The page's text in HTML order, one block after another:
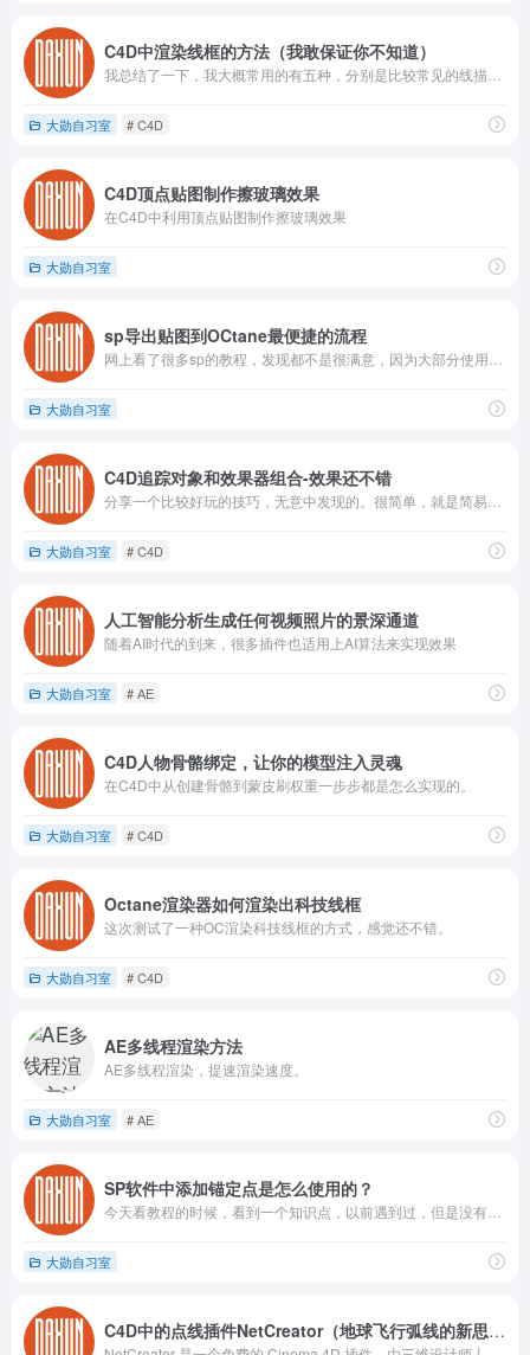
C4D中渲染线框的方法（我敢保证你不知道）
大勋自习室 # C4D
C4D顶点贴图制作擦玻璃效果
在C4D中利用顶点贴图制作擦玻璃效果
大勋自习室
sp导出贴图到OCtane最便捷的流程
大勋自习室
C4D追踪对象和效果器组合-效果还不错
大勋自习室 # C4D
人工智能分析生成任何视频照片的景深通道
随着AI时代的到来，很多插件也适用上AI算法来实现效果
大勋自习室 # AE
C4D人物骨骼绑定，让你的模型注入灵魂
在C4D中从创建骨骼到蒙皮刷权重一步步都是怎么实现的。
大勋自习室 # C4D
Octane渲染器如何渲染出科技线框
这次测试了一种OC渲染科技线框的方式，感觉还不错。
大勋自习室 # C4D
AE多线程渲染方法
AE多线程渲染，提速渲染速度。
大勋自习室 # AE
SP软件中添加锚定点是怎么使用的？
大勋自习室
C4D中的点线插件NetCreator（地球飞行弧线的新思路）